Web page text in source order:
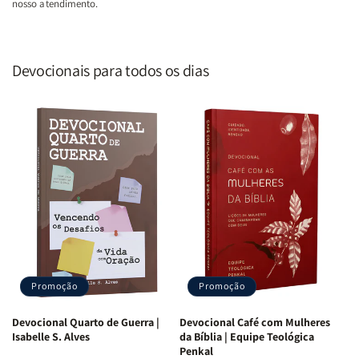
nosso atendimento.
Devocionais para todos os dias
Promoção
Devocional Quarto de Guerra |
Isabelle S. Alves
Promoção
Devocional Café com Mulheres
da Bíblia | Equipe Teológica
Penkal